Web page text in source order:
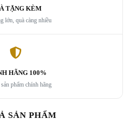
TẶNG KÈM
lớn, quà càng nhiều
HÃNG 100%
phẩm chính hãng
SẢN PHẨM